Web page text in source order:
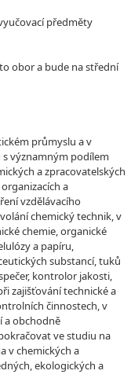
předměty
obor a bude na střední
průmyslu a v
významným podílem
a zpracovatelských
a
vzdělávacího
chemický technik, v
chemie, organické
a papíru,
substancí, tuků
kontrolor jakosti,
zajišťování technické a
činnostech, v
a obchodně
ve studiu na
v chemických a
ekologických a